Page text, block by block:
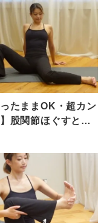
ったままOK・超カン
股関節ほぐすと脚
ッと軽くなる！パ